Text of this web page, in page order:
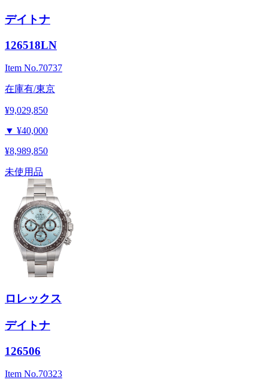
デイトナ
126518LN
Item No.70737
在庫有/東京
¥9,029,850
▼ ¥40,000
¥8,989,850
未使用品
ロレックス
デイトナ
126506
Item No.70323